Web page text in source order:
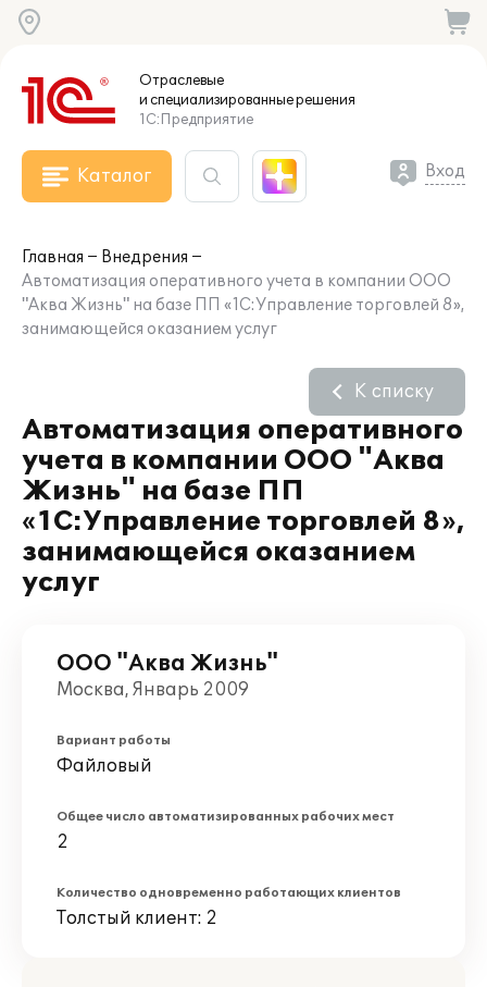
Отраслевые
и специализированныерешения
1С:Предприятие
Каталог Вход
Главная
Внедрения
Автоматизация оперативного учета в компании ООО
"Аква Жизнь" на базе ПП «1С:Управление торговлей 8»,
занимающейся оказанием услуг
Автоматизация оперативного
учета в компании ООО "Аква
Жизнь" на базе ПП
«1С:Управление торговлей 8»,
занимающейся оказанием
услуг
К списку
ООО "Аква Жизнь"
Москва, Январь 2009
Вариант работы
Файловый
Общее число автоматизированных рабочих мест
2
Количество одновременно работающих клиентов
Толстый клиент: 2